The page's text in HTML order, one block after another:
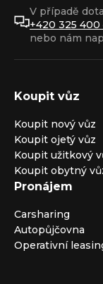
V případě
+420 325 400
nebo nám
Koupit vůz
Koupit nový vůz
Koupit ojetý vůz
Koupit užitkový
Koupit obytný
Pronájem
Carsharing
Autopůjčovna
Operativní